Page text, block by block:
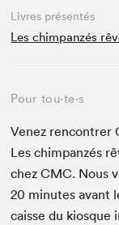
Livres présentés
Les chimpanzés
Pour tou⋅te⋅s
Venez ren­con­tr­er
Les chim­panzés
chezCMC. Nous
20 min­utes avant
caisse du